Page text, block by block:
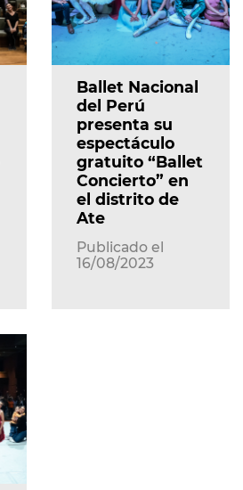
Ballet Nacional
del Perú
presenta su
espectáculo
gratuito “Ballet
Concierto” en
el distrito de
Ate
Publicado el
16/08/2023